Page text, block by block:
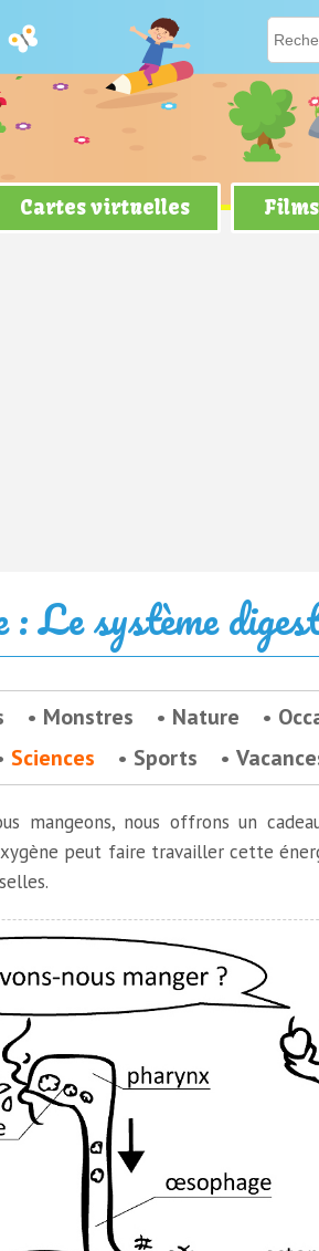
Cartes virtuelles
: Le système
Monstres Nature
Sciences Sports
mangeons, nous offrons un
peut faire travailler cette